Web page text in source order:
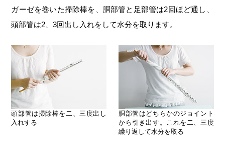
ガーゼを巻いた掃除棒を、胴部管と足部管は2回ほど通し、
頭部管は2、3回出し入れをして水分を取ります。
頭部管は掃除棒を二、三度出し
入れする
胴部管はどちらかのジョイント
から引き出す。これを二、三度
繰り返して水分を取る